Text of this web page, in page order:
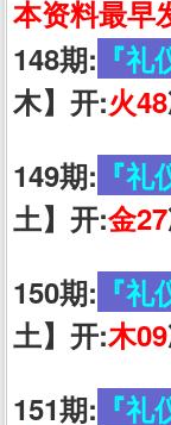
本资料最早
148期: 『礼
木】开:火48
149期: 『礼
土】开:金27
150期: 『礼
土】开:木09
151期: 『礼